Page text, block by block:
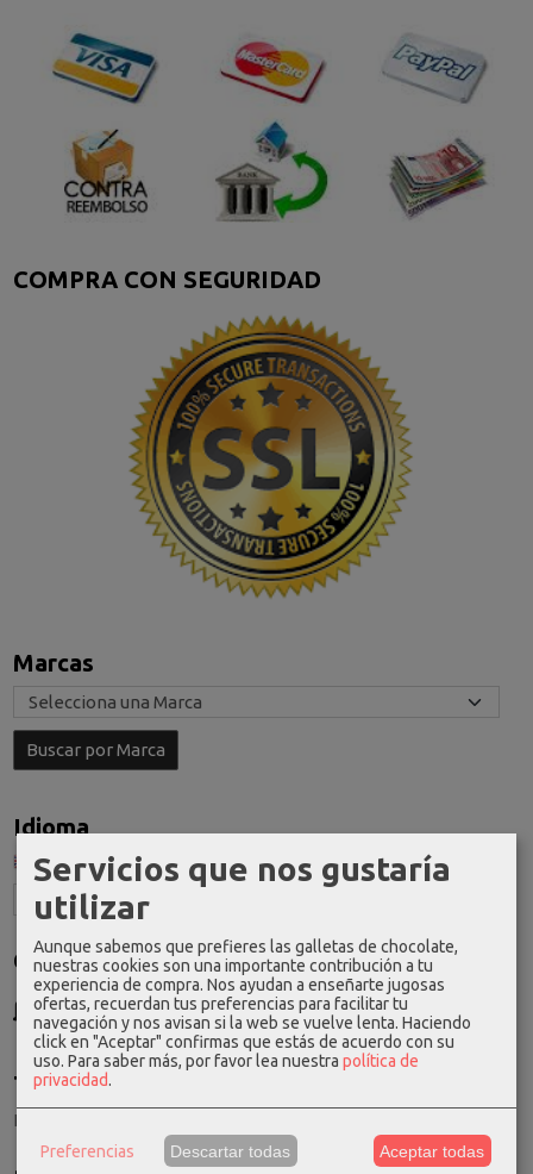
COMPRA CON SEGURIDAD
Marcas
Idioma
Costes de Envío
GRATIS *
Consultar Destinos
Tu Carrito (0)
El carrito de la compra está vacío
Servicios que nos gustaría
utilizar
Aunque sabemos que prefieres las galletas de chocolate,
nuestras cookies son una importante contribución a tu
experiencia de compra. Nos ayudan a enseñarte jugosas
ofertas, recuerdan tus preferencias para facilitar tu
navegación y nos avisan si la web se vuelve lenta. Haciendo
click en "Aceptar" confirmas que estás de acuerdo con su
uso. Para saber más, por favor lea nuestra política de
privacidad.
Preferencias Descartar todas Aceptar todas